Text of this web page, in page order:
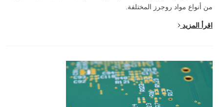
من أنواع مواد روجرز المختلفة.
اقرأ المزيد